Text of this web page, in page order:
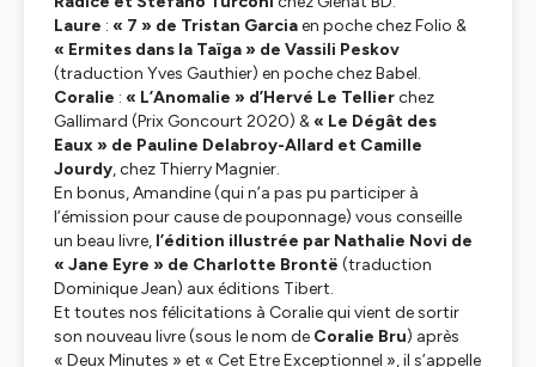
Laure : « 7 » de Tristan Garciaen poche chez Folio &
« Ermites dans la Taïga » de Vassili Peskov
(traduction Yves Gauthier) en poche chez Babel.
Coralie : « L’Anomalie » d’Hervé Le Tellierchez
Gallimard (Prix Goncourt 2020) & « Le Dégât des
Eaux » de Pauline Delabroy-Allard et Camille
Jourdy, chez Thierry Magnier.
En bonus, Amandine (qui n’a pas pu participer à
l’émission pour cause de pouponnage) vous conseille
un beau livre, l’édition illustrée par Nathalie Novi de
« Jane Eyre » de Charlotte Brontë (traduction
Dominique Jean) aux éditions Tibert.
Et toutes nos félicitations à Coralie qui vient de sortir
son nouveau livre (sous le nom de Coralie Bru) après
« Deux Minutes » et « Cet Etre Exceptionnel », il s’appelle